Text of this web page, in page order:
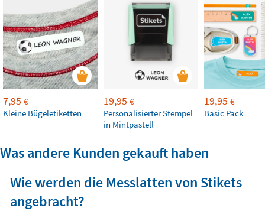
7,95 €
Kleine Bügeletiketten
19,95 €
Personalisierter Stempel
in Mintpastell
19,95 €
Basic Pack
Was andere Kunden gekauft haben
Wie werden die Messlatten von Stikets
angebracht?